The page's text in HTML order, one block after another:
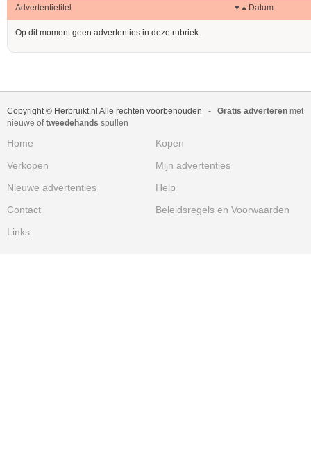
Advertentietitel Datum
Op dit moment geen advertenties in deze rubriek.
Copyright © Herbruikt.nl Alle rechten voorbehouden - Gratis adverteren met
nieuwe oftweedehands spullen
Home
Kopen
Verkopen
Mijn advertenties
Nieuwe advertenties
Help
Contact
Beleidsregels en Voorwaarden
Links